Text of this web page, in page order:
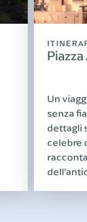
Un
senza
dettagli
celebre